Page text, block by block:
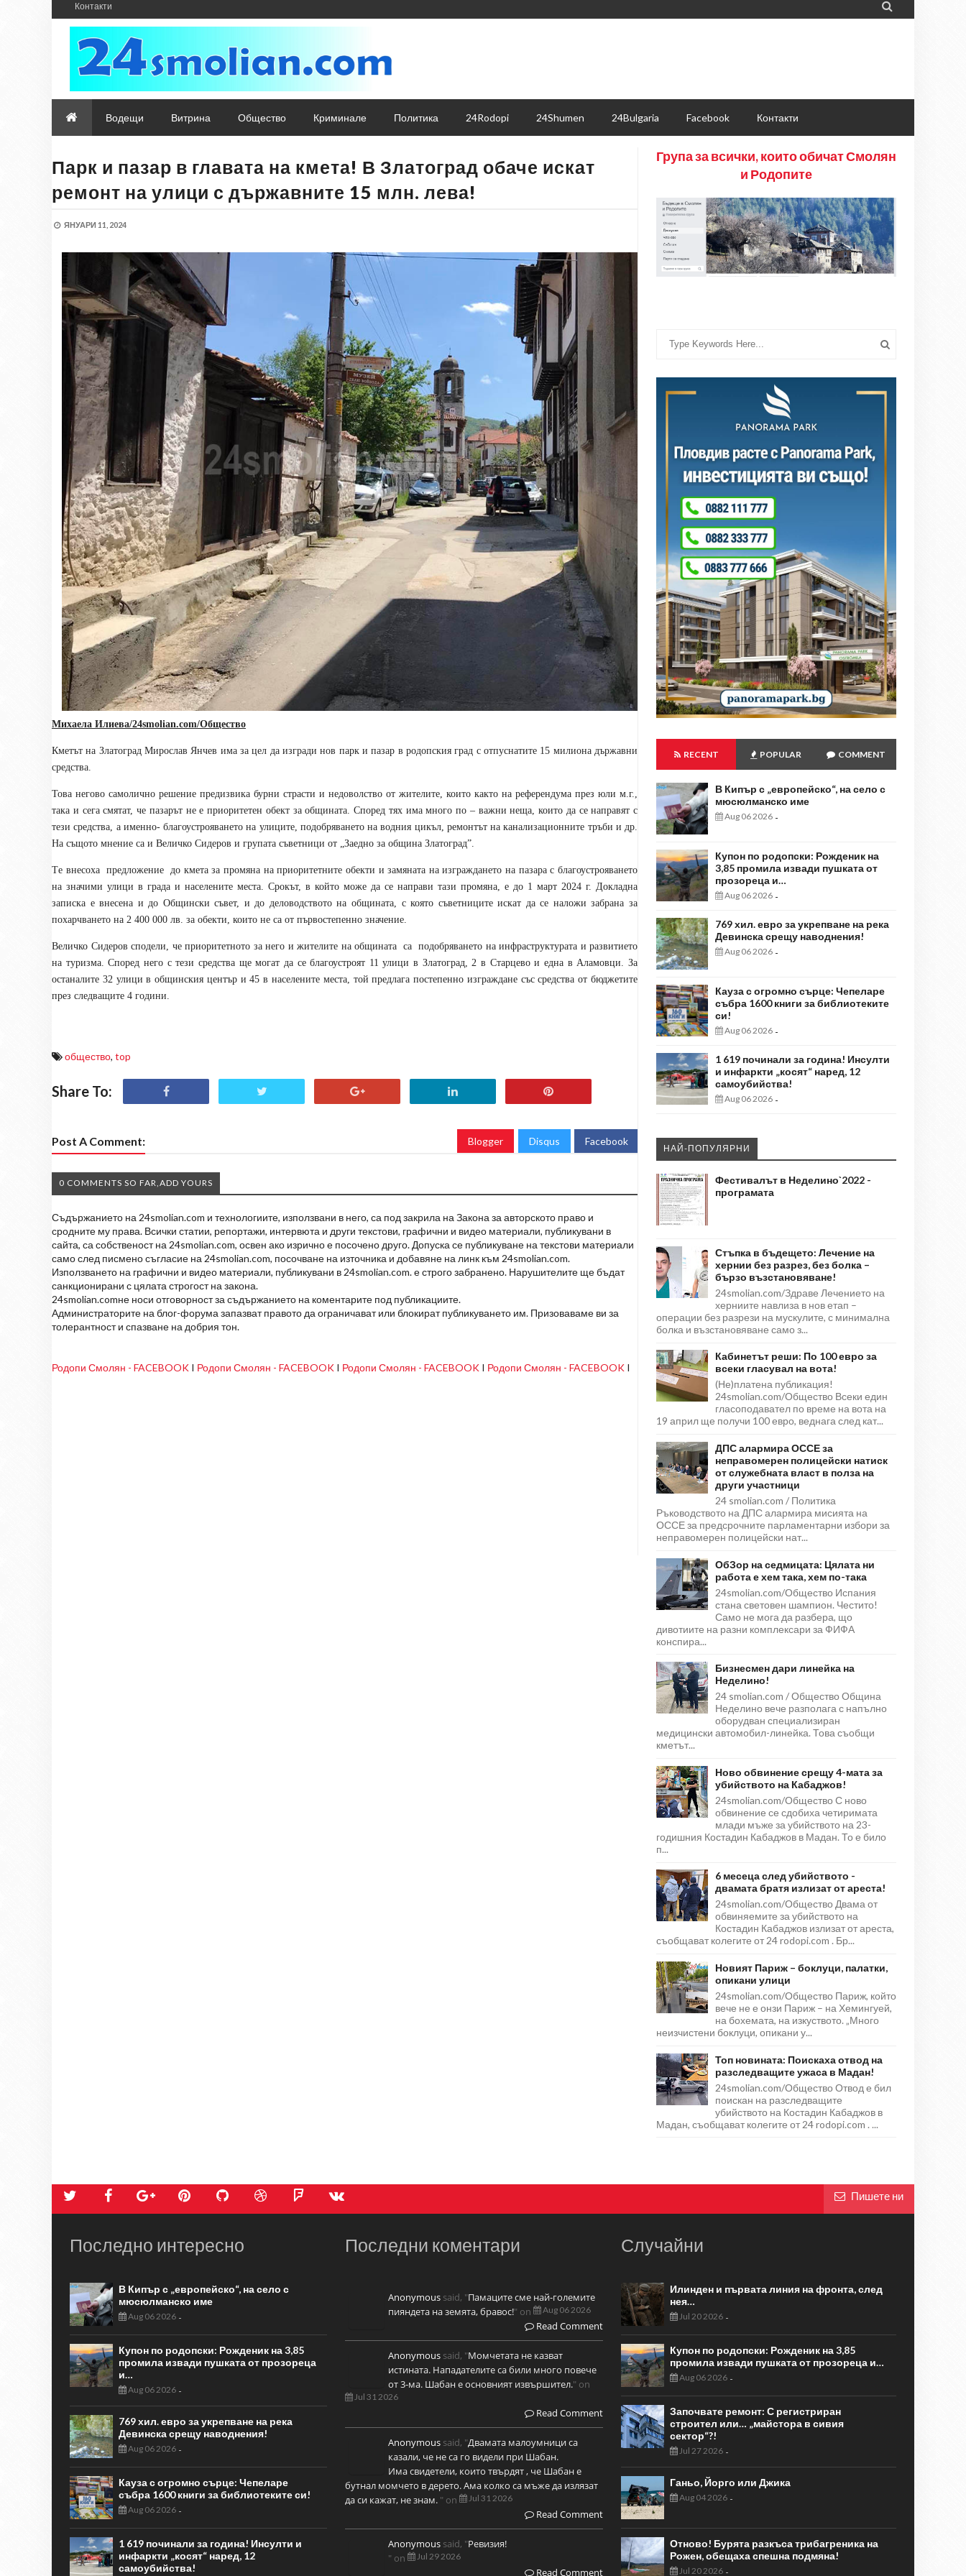
Контакти 
Водещи Витрина Общество Криминале Политика 24Rodopi 24Shumen 24Bulgaria Facebook Контакти
Парк и пазар в главата на кмета! В Златоград обаче искат
ремонт на улици с държавните 15 млн. лева!
ЯНУАРИ 11, 2024
Михаела Илиева/24smolian.com/Общество
Кметът на Златоград Мирослав Янчев има за цел да изгради нов парк и пазар в родопския град с отпуснатите 15 милиона държавни
средства
Това негово самолично решение предизвика бурни страсти и недоволство от жителите , които както на референдума през юли м.г.
така и сега смятат, че пазарът не е приоритетен обект за общината. Според тях има много по – важни неща, които да се направят с
тези средства, а именно- благоустрояването на улиците, подобряването на водния цикъл, ремонтът на канализационните тръби и др.
На същото мнение са и Величко Сидеров и групата съветници от „Заедно за община Златоград”.
Те внесоха предложение
до кмета за промяна на приоритетните обекти и замяната на изграждането на пазара с благоустрояването
на значими улици в града и населените места. Срокът, в който може да се направи тази промяна
е до 1 март 2024 г. Докладна
записка е внесена и до Общински съвет, и до деловодството на общината, с която съветниците искат да се наложи забрана за
похарчването на 2 400 000 лв. за обекти , които не са от първостепенно значение
Величко Сидеров сподели, че приоритетното за него и жителите на общината са подобряването на инфраструктурата и развитието
на туризма. Според него с тези средства ще могат да се благоустроят 11 улици в Златоград, 2 в Старцево иедна в Аламовци. За
останалите 32 улици в общинския център и 45 в населените места, той предлага постепенно изграждане със средства от бюджетите
през следващите 4 години.
общество, top
Share To:
Post A Comment: Blogger Disqus Facebook
0 COMMENTS SO FAR,ADD YOURS
Съдържанието на 24smolian.com и технологиите, използвани в него, са под закрила на Закона за авторското право и
сродните му права. Всички статии, репортажи, интервюта и други текстови, графични и видео материали, публикувани в
сайта, са собственост на 24smolian.com, освен ако изрично е посочено друго. Допуска се публикуване на текстови материали
само след писмено съгласие на 24smolian.com, посочване на източника и добавяне на линк към 24smolian.com.
Използването на графични и видео материали, публикувани в 24smolian.com. е строго забранено. Нарушителите ще бъдат
санкционирани с цялата строгост на закона.
24smolian.comне носи отговорност за съдържанието на коментарите под публикациите.
Администраторите на блог-форума запазват правото да ограничават или блокират публикуването им. Призоваваме ви за
толерантност и спазване на добрия тон.
Родопи Смолян - FACEBOOK I Родопи Смолян - FACEBOOK I Родопи Смолян - FACEBOOK I Родопи Смолян - FACEBOOK I
Група за всички, които обичат Смолян
и Родопите
RECENT POPULAR COMMENT
В Кипър с „европейско“, на село с
мюсюлманско име
Aug 06 2026 -
Купон по родопски: Рожденик на
3,85 промила извади пушката от
прозореца и…
Aug 06 2026 -
769 хил. евро за укрепване на река
Девинска срещу наводнения!
Aug 06 2026 -
Кауза с огромно сърце: Чепеларе
събра 1600 книги за библиотеките
си!
Aug 06 2026 -
1 619 починали за година! Инсулти
и инфаркти „косят“ наред, 12
самоубийства!
Aug 06 2026 -
НАЙ-ПОПУЛЯРНИ
Фестивалът в Неделино`2022 -
програмата
Стъпка в бъдещето: Лечение на
хернии без разрез, без болка –
бързо възстановяване!
24smolian.com/Здраве Лечението на
херниите навлиза в нов етап –
операции без разрези на мускулите, с минимална
болка и възстановяване само з...
Кабинетът реши: По 100 евро за
всеки гласувал на вота!
(Не)платена публикация!
24smolian.com/Общество Всеки един
гласоподавател по време на вота на
19 април ще получи 100 евро, веднага след кат...
ДПС алармира ОССЕ за
неправомерен полицейски натиск
от служебната власт в полза на
други участници
24 smolian.com / Политика
Ръководството на ДПС алармира мисията на
ОССЕ за предсрочните парламентарни избори за
неправомерен полицейски нат...
ОбЗор на седмицата: Цялата ни
работа е хем така, хем по-така
24smolian.com/Общество Испания
стана световен шампион. Честито!
Само не мога да разбера, що
дивотиите на разни комплексари за ФИФА
конспира...
Бизнесмен дари линейка на
Неделино!
24 smolian.com / Общество Община
Неделино вече разполага с напълно
оборудван специализиран
медицински автомобил-линейка. Това съобщи
кметът...
Ново обвинение срещу 4-мата за
убийството на Кабаджов!
24smolian.com/Общество С ново
обвинение се сдобиха четиримата
млади мъже за убийството на 23-
годишния Костадин Кабаджов в Мадан. То е било
п...
6 месеца след убийството -
двамата братя излизат от ареста!
24smolian.com/Общество Двама от
обвиняемите за убийството на
Костадин Кабаджов излизат от ареста,
съобщават колегите от 24 rodopi.com . Бр...
Новият Париж – боклуци, палатки,
опикани улици
24smolian.com/Общество Париж, който
вече не е онзи Париж – на Хемингуей,
на бохемата, на изкуството. „Много
неизчистени боклуци, опикани у...
Топ новината: Поискаха отвод на
разследващите ужаса в Мадан!
24smolian.com/Общество Отвод е бил
поискан на разследващите
убийството на Костадин Кабаджов в
Мадан, съобщават колегите от 24 rodopi.com . ...
Пишете ни
Последно интересно
В Кипър с „европейско“, на село с
мюсюлманско име
Aug 06 2026 -
Купон по родопски: Рожденик на 3,85
промила извади пушката от прозореца
и…
Aug 06 2026 -
769 хил. евро за укрепване на река
Девинска срещу наводнения!
Aug 06 2026 -
Кауза с огромно сърце: Чепеларе
събра 1600 книги за библиотеките си!
Aug 06 2026 -
1 619 починали за година! Инсулти и
инфаркти „косят“ наред, 12
самоубийства!
Последни коментари
Anonymous said, "Памаците сме най-големите
пияндета на земята, бравос!" on Aug 06 2026
Read Comment
Anonymous said, "Момчетата не казват
истината. Нападателите са били много повече
от 3-ма. Шабан е основният извършител." on
Jul 31 2026
Read Comment
Anonymous said, "Двамата малоумници са
казали, че не са го видели при Шабан.
Има свидетели, които твърдят , че Шабан е
бутнал момчето в дерето. Ама колко са мъже да излязат
да си кажат, не знам. " on Jul 31 2026
Read Comment
Anonymous said, "Ревизия!
" on
Jul 29 2026
Read Comment
Случайни
Илинден и първата линия на фронта, след
нея…
Jul 20 2026-
Купон по родопски: Рожденик на 3,85
промила извади пушката от прозореца и…
Aug 06 2026-
Започвате ремонт: С регистриран
строител или… „майстора в сивия
сектор“?!
Jul 27 2026-
Ганьо, Йорго или Джика
Aug 04 2026-
Отново! Бурята разкъса трибагреника на
Рожен, обещаха спешна подмяна!
Jul 20 2026-